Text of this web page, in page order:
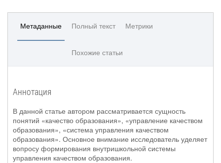
Метаданные Полный текст Метрики
Похожие статьи
Аннотация
В данной статье автором рассматривается сущность
понятий «качество образования», «управление качеством
образования», «система управления качеством
образования». Основное внимание исследователь уделяет
вопросу формирования внутришкольной системы
управления качеством образования.